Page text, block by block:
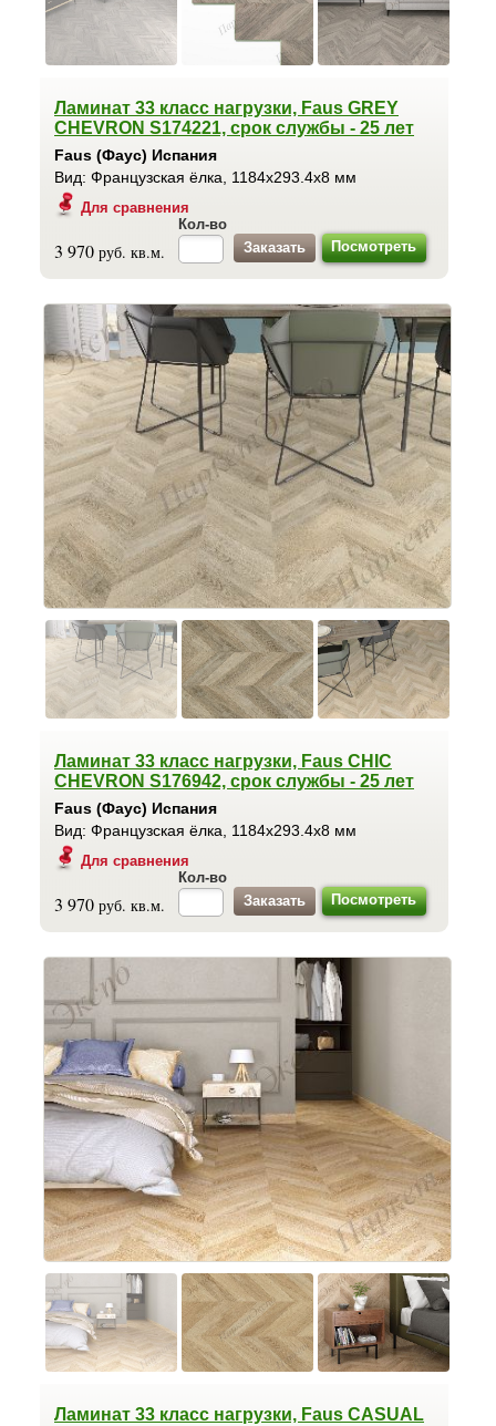
Ламинат 33 класс нагрузки, Faus GREY
CHEVRON S174221, срок службы - 25 лет
Faus (Фаус) Испания
Вид: Французская ёлка, 1184x293.4x8 мм
Для сравнения
3 970 руб. кв.м.
Кол-во
Посмотреть
Ламинат 33 класс нагрузки, Faus CHIC
CHEVRON S176942, срок службы - 25 лет
Faus (Фаус) Испания
Вид: Французская ёлка, 1184x293.4x8 мм
Для сравнения
3 970 руб. кв.м.
Кол-во
Посмотреть
Ламинат 33 класс нагрузки, Faus CASUAL